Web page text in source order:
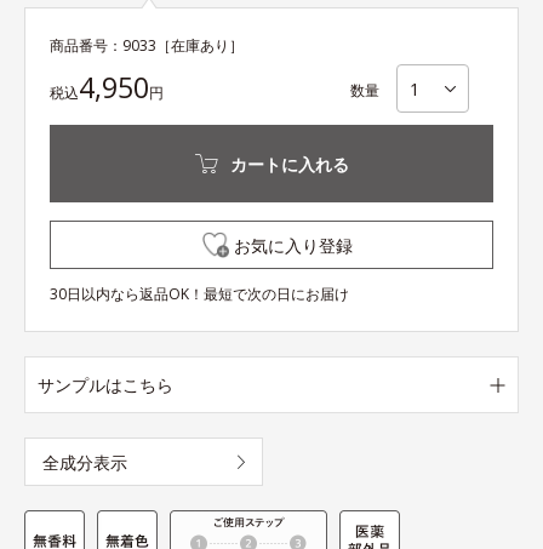
商品番号： 9033 ［在庫あり］
税込4,950円 数量
カートに入れる
お気に入り登録
30日以内なら返品OK！最短で次の日にお届け
サンプルはこちら
全成分表示